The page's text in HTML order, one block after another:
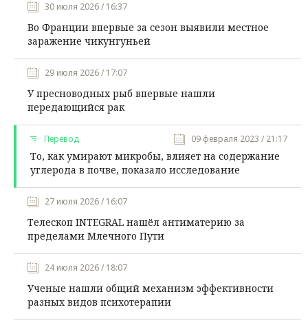
30 июля 2026 / 16:37
Во Франции впервые за сезон выявили местное
заражение чикунгуньей
29 июля 2026 / 17:07
У пресноводных рыб впервые нашли
передающийся рак
Перевод 09 февраля 2023 / 21:17
То, как умирают микробы, влияет на содержание
углерода в почве, показало исследование
27 июля 2026 / 16:07
Телескоп INTEGRAL нашёл антиматерию за
пределами Млечного Пути
24 июля 2026 / 18:07
Ученые нашли общий механизм эффективности
разных видов психотерапии